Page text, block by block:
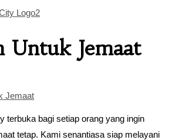
Untuk Jemaat
Jemaat
terbuka bagi setiap orang yang ingin
tetap. Kami senantiasa siap melayani